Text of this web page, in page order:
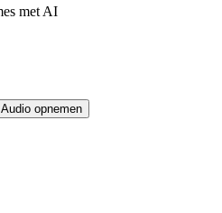
met AI
Audio opnemen